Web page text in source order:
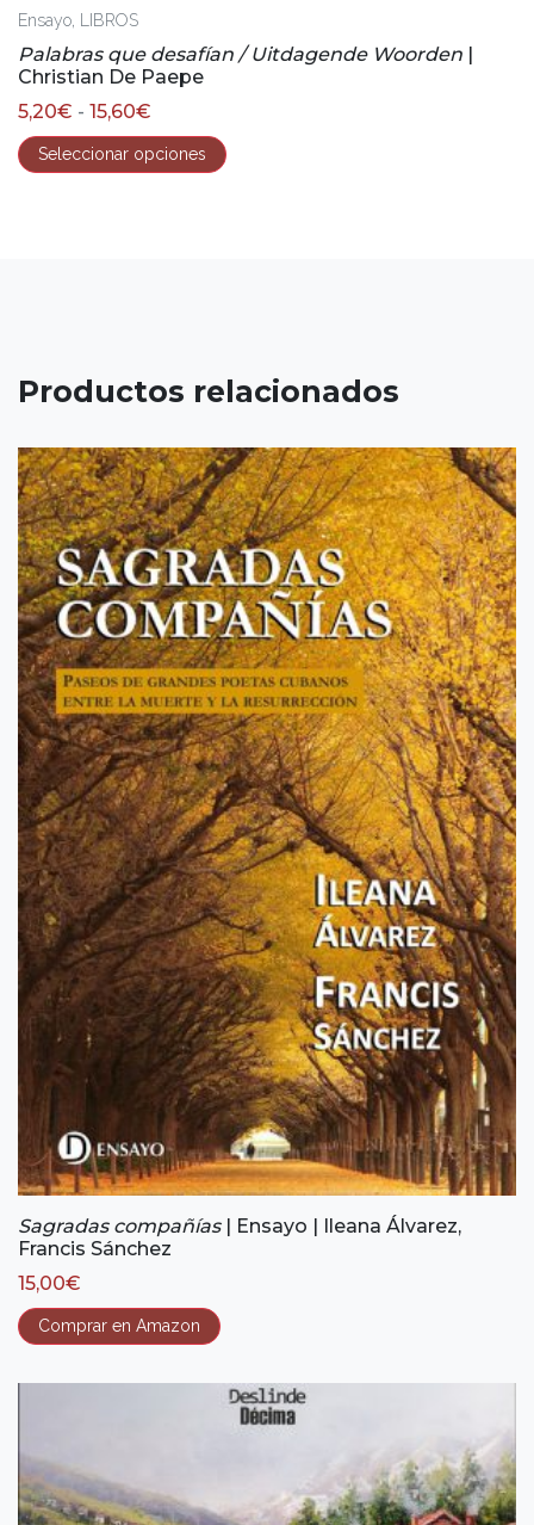
Ensayo LIBROS
Palabras que desafían / Uitdagende Woorden |
Christian De Paepe
5,20€ - 15,60€
precios:
desde
Seleccionar opciones
Productos relacionados
Sagradas compañías| Ensayo | Ileana Álvarez,
Francis Sánchez
15,00€
Comprar en Amazon